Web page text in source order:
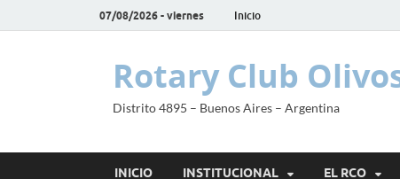
07/08/2026 - viernes Inicio
Rotary Club
Distrito 4895 – Buenos Aires – Argentina
INICIO INSTITUCIONAL EL RCO